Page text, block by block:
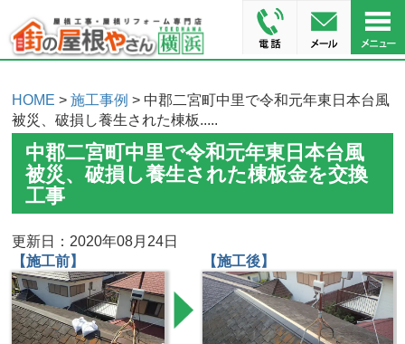
HOME >施工事例 > 中郡二宮町中里で令和元年東日本台風
被災、破損し養生された棟板.....
中郡二宮町中里で令和元年東日本台風
被災、破損し養生された棟板金を交換
工事
更新日：2020年08月24日
【施工前】
【施工後】